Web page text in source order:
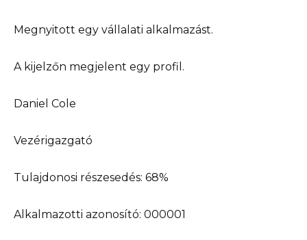
Megnyitott egy vállalati alkalmazást.
A kijelzőn megjelent egy profil.
Daniel Cole
Vezérigazgató
Tulajdonosi részesedés: 68%
Alkalmazotti azonosító: 000001